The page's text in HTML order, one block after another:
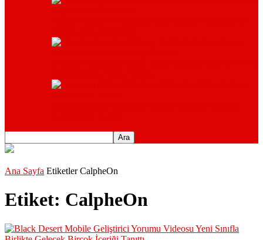
Ana Sayfa Etiketler CalpheOn
Etiket: CalpheOn